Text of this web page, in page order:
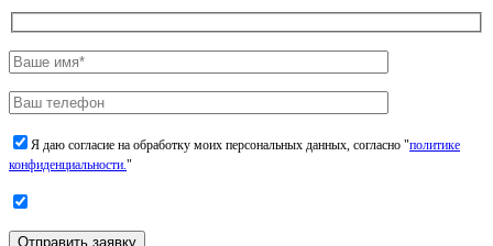
Я даю согласие на обработку моих персональных данных, согласно "политике
конфиденциальности."
Отправить заявку